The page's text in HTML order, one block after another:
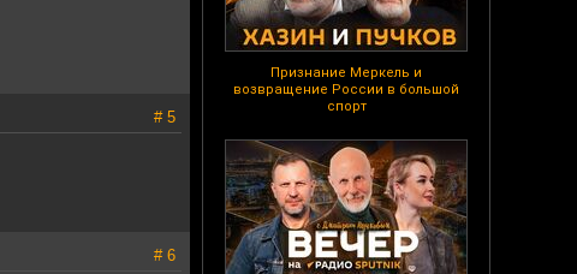
Признание Меркель и
возвращение России в большой
спорт
# 5
# 6